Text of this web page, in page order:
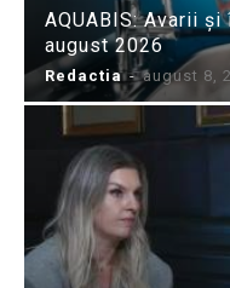
AQUABIS: Avarii
august 2026
Redactia - august 8,